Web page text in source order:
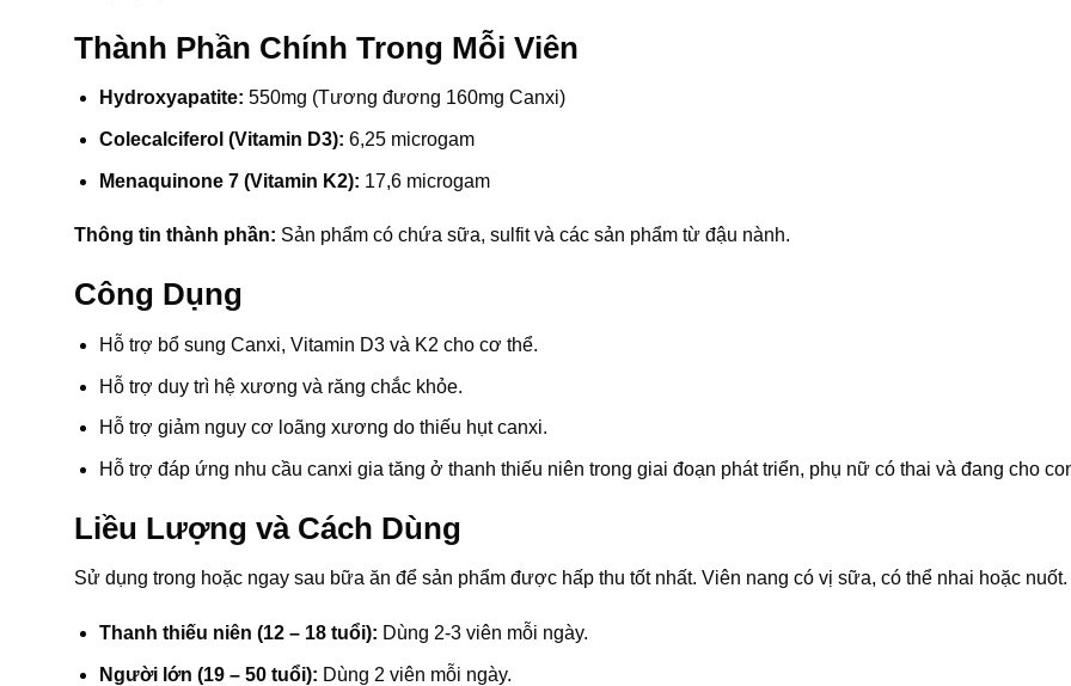
Thành Phần Chính Trong Mỗi Viên
Hydroxyapatite: 550mg (Tương đương 160mg Canxi)
Colecalciferol (Vitamin D3): 6,25 microgam
Menaquinone 7 (Vitamin K2): 17,6 microgam
Thông tin thành phần: Sản phẩm có chứa sữa, sulfit và các sản phẩm từ đậu nành.
Công Dụng
Hỗ trợ bổ sung Canxi, Vitamin D3 và K2 cho cơ thể.
Hỗ trợ duy trì hệ xương và răng chắc khỏe.
Hỗ trợ giảm nguy cơ loãng xương do thiếu hụt canxi.
Hỗ trợ đáp ứng nhu cầu canxi gia tăng ở thanh thiếu niên trong giai đoạn phát triển, phụ nữ có thai và đang cho
Liều Lượng và Cách Dùng
Sử dụng trong hoặc ngay sau bữa ăn để sản phẩm được hấp thu tốt nhất. Viên nang có vị sữa, có thể nhai hoặc nuốt.
Thanh thiếu niên (12 – 18 tuổi): Dùng 2-3 viên mỗi ngày.
Người lớn (19 – 50 tuổi): Dùng 2 viên mỗi ngày.